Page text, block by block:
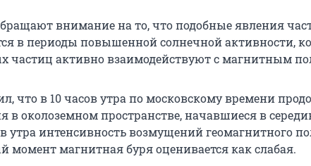
внимание на то, что подобные явления
в периоды повышенной солнечной активности,
частиц активно взаимодействуют с магнитным
что в 10 часов утра по московскому времени
в околоземном пространстве, начавшиеся в
утра интенсивность возмущений геомагнитного
момент магнитная буря оценивается как слабая.